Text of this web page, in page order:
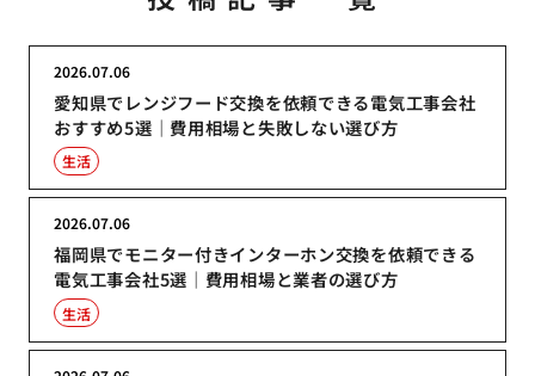
愛知県でレンジフード交換を依頼できる電気工事会社
おすすめ5選｜費用相場と失敗しない選び方
2026.07.06
生活
福岡県でモニター付きインターホン交換を依頼できる
電気工事会社5選｜費用相場と業者の選び方
2026.07.06
生活